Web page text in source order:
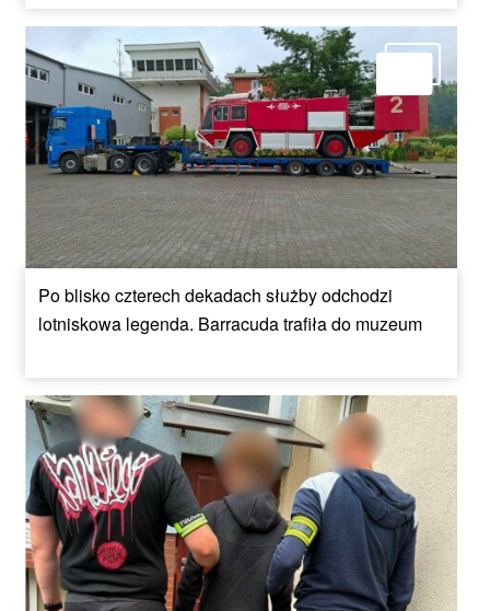
Po blisko czterech dekadach służby odchodzi
lotniskowa legenda. Barracuda trafiła do muzeum